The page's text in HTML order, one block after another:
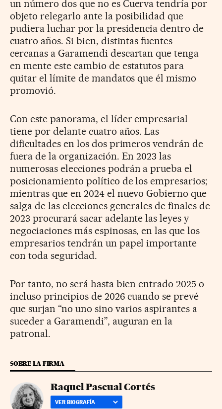
un número dos que no es Cuerva tendría por
objeto relegarlo ante la posibilidad que
pudiera luchar por la presidencia dentro de
cuatro años. Si bien, distintas fuentes
cercanas a Garamendi descartan que tenga
en mente este cambio de estatutos para
quitar el límite de mandatos que él mismo
promovió.
Con este panorama, el líder empresarial
tiene por delante cuatro años. Las
dificultades en los dos primeros vendrán de
fuera de la organización. En 2023 las
numerosas elecciones podrán a prueba el
posicionamiento político de los empresarios;
mientras que en 2024 el nuevo Gobierno que
salga de las elecciones generales de finales de
2023 procurará sacar adelante las leyes y
negociaciones más espinosas, en las que los
empresarios tendrán un papel importante
con toda seguridad.
Por tanto, no será hasta bien entrado 2025 o
incluso principios de 2026 cuando se prevé
que surjan “no uno sino varios aspirantes a
suceder a Garamendi”, auguran en la
patronal.
SOBRE LA FIRMA
Raquel Pascual Cortés
VER BIOGRAFÍA